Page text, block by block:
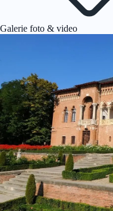
Galerie foto & video